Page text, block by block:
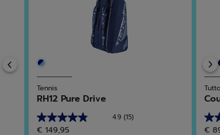
Previous
Tennis
RH12 Pure Drive
4.9 (15)
4.9
€ 149,95
5.0
€